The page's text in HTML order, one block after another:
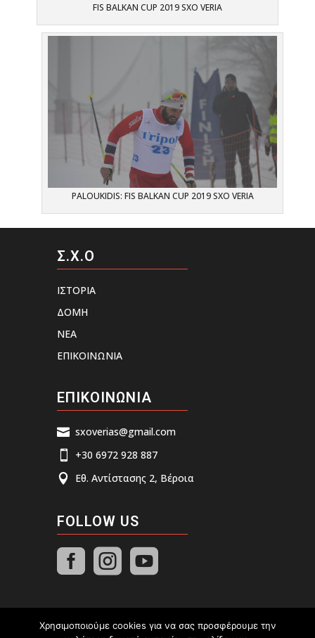
FIS BALKAN CUP 2019 SXO VERIA
PALOUKIDIS: FIS BALKAN CUP 2019 SXO VERIA
Σ.Χ.Ο
ΙΣΤΟΡΙΑ
ΔΟΜΗ
ΝΕΑ
ΕΠΙΚΟΙΝΩΝΙΑ
ΕΠΙΚΟΙΝΩΝΙΑ
 sxoverias@gmail.com
 +30 6972 928 887
 Εθ. Αντίστασης 2, Βέροια
FOLLOW US
  
Χρησιμοποιούμε cookies για να σας προσφέρουμε την